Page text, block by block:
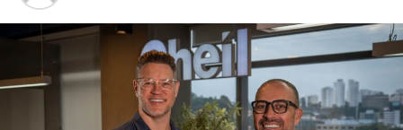
baseadas em dados.
Com a contratação, o grupo fortalece sua estrutura
executiva para sustentar o aumento da capacidade
produtiva e a consolidação do portfólio de bebidas no